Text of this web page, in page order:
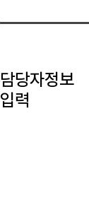
담당자정보
입력